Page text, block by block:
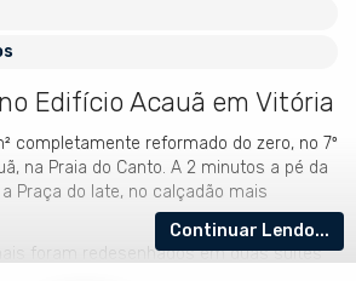
Edifício Acauã em Vitória
completamente reformado do zero, no 7º
na Praia do Canto. A 2 minutos a pé da
Praça do Iate, no calçadão mais
foram redesenhados em duas suítes
Continuar Lendo...